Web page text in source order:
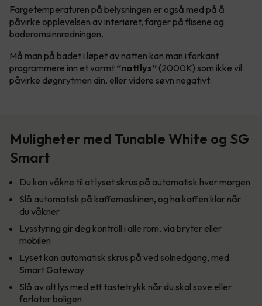
Fargetemperaturen på belysningen er også med på å
påvirke opplevelsen av interiøret, farger på flisene og
baderomsinnredningen.
Må man på badet i løpet av natten kan man i forkant
programmere inn et varmt “nattlys” (2000K) som ikke vil
påvirke døgnrytmen din, eller videre søvn negativt.
Muligheter med Tunable White og SG
Smart
Du kan våkne til at lyset skrus på automatisk hver morgen
Slå automatisk på kaffemaskinen, og ha kaffen klar når
du våkner
Lysstyring gir deg kontroll i alle rom, via bryter eller
mobilen
Lyset kan automatisk skrus på ved solnedgang, med
Smart Gateway
Slå av alt lys med ett tastetrykk når du skal sove eller
forlater boligen